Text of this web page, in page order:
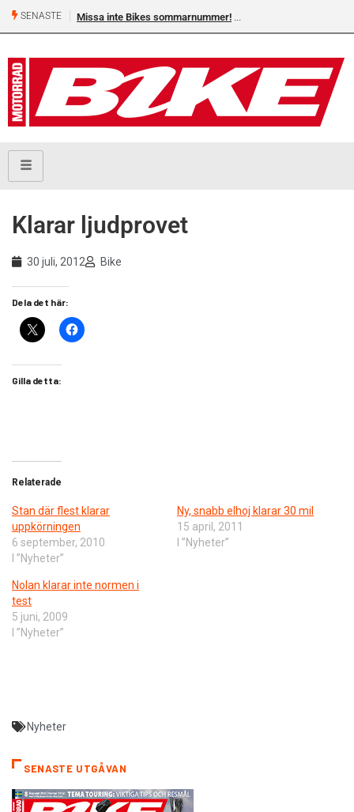
SENASTE Missa inte Bikes sommarnummer!
Klarar ljudprovet
30 juli, 2012 Bike
Dela det här:
Gilla detta:
Relaterade
Stan där flest klarar
uppkörningen
6 september, 2010
I ”Nyheter”
Ny, snabb elhoj klarar 30 mil
15 april, 2011
I ”Nyheter”
Nolan klarar inte normen i
test
5 juni, 2009
I ”Nyheter”
Nyheter
SENASTE UTGÅVAN